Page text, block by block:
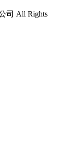
司 All Rights